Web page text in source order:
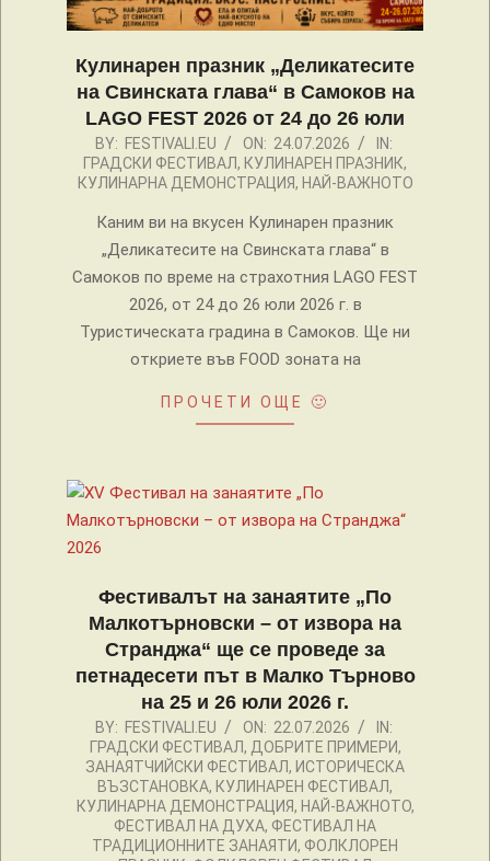
Кулинарен празник „Деликатесите
на Свинската глава“ в Самоков на
LAGO FEST 2026 от 24 до 26 юли
2026-
07-
BY: FESTIVALI.EU ON: 24.07.2026
IN:
ГРАДСКИ ФЕСТИВАЛ, КУЛИНАРЕН ПРАЗНИК,
КУЛИНАРНА ДЕМОНСТРАЦИЯ, НАЙ-ВАЖНОТО
Каним ви на вкусен Кулинарен празник
„Деликатесите на Свинската глава“ в
Самоков по време на страхотния LAGO FEST
2026, от 24 до 26 юли 2026 г. в
Туристическата градина в Самоков. Ще ни
откриете във FOOD зоната на
ПРОЧЕТИ ОЩЕ 🙂
Фестивалът на занаятите „По
Малкотърновски – от извора на
Странджа“ ще се проведе за
петнадесети път в Малко Търново
на 25 и 26 юли 2026 г.
2026-BY: FESTIVALI.EU ON: 22.07.2026
IN:
ГРАДСКИ ФЕСТИВАЛ, ДОБРИТЕ ПРИМЕРИ,
ЗАНАЯТЧИЙСКИ ФЕСТИВАЛ, ИСТОРИЧЕСКА
ВЪЗСТАНОВКА, КУЛИНАРЕН ФЕСТИВАЛ,
КУЛИНАРНА ДЕМОНСТРАЦИЯ, НАЙ-ВАЖНОТО,
ФЕСТИВАЛ НА ДУХА, ФЕСТИВАЛ НА
ТРАДИЦИОННИТЕ ЗАНАЯТИ, ФОЛКЛОРЕН